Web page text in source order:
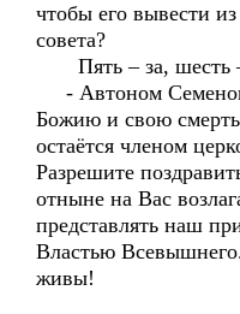
чтобы его вывести
совета?
Пять – за, шесть
- Автоном
Божию и свою
остаётся членом
Разрешите
отныне на Вас
представлять наш
Властью
живы!